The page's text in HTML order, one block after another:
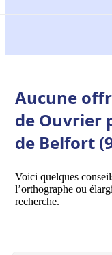
Aucune
de Ouvrier
de Belfort
Voici quelques
l’orthographe ou
recherche.